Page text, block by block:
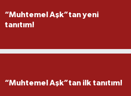
“Muhtemel Aşk”tan yeni
tanıtım!
“Muhtemel Aşk”tan ilk tanıtım!